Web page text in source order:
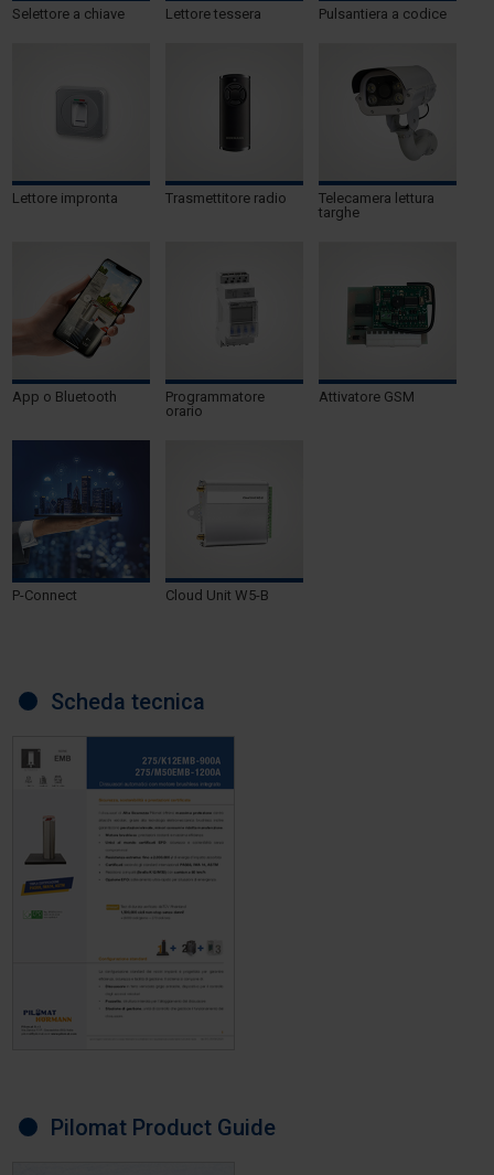
Selettore a chiave Lettore tessera Pulsantiera a codice
Lettore impronta Trasmettitore radio
Telecamera lettura
targhe
App o Bluetooth
Programmatore
orario
Attivatore GSM
P-Connect Cloud Unit W5-B
Scheda tecnica
Pilomat Product Guide